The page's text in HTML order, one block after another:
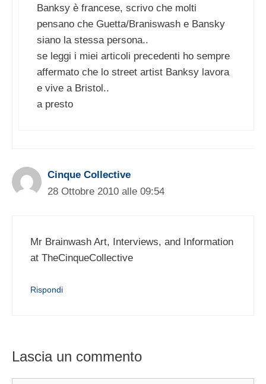
Banksy è francese, scrivo che molti
pensano che Guetta/Braniswash e Bansky
siano la stessa persona..
se leggi i miei articoli precedenti ho sempre
affermato che lo street artist Banksy lavora
e vive a Bristol..
a presto
Cinque Collective
28 Ottobre 2010 alle 09:54
Mr Brainwash Art, Interviews, and Information
at TheCinqueCollective
Rispondi
Lascia un commento